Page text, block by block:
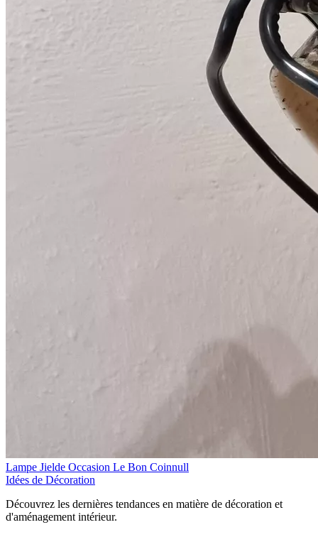
Lampe Jielde Occasion Le Bon Coinnull
Idées de Décoration
Découvrez les dernières tendances en matière de décoration et
d'aménagement intérieur.